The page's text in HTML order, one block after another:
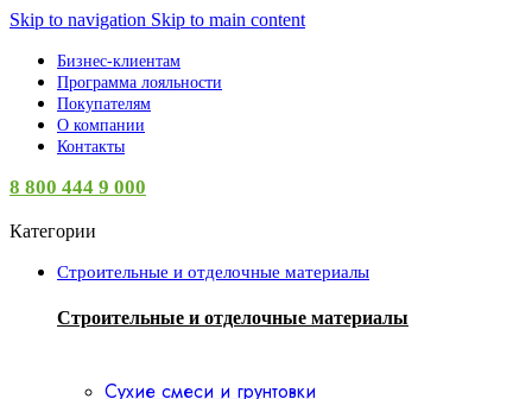
Skip to navigation Skip to main content
Бизнес-клиентам
Программа лояльности
Покупателям
О компании
Контакты
8 800 444 9 000
Категории
Строительные и отделочные материалы
Строительные и отделочные материалы
Сухие смеси и грунтовки